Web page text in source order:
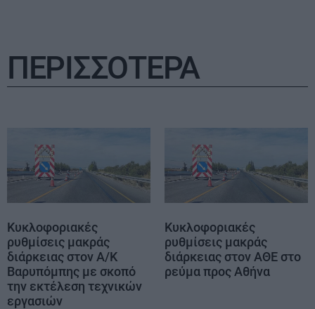
ΠΕΡΙΣΣΟΤΕΡΑ
Κυκλοφοριακές
ρυθμίσεις μακράς
διάρκειας στον Α/Κ
Βαρυπόμπης με σκοπό
την εκτέλεση τεχνικών
εργασιών
Κυκλοφοριακές
ρυθμίσεις μακράς
διάρκειας στον ΑΘΕ στο
ρεύμα προς Αθήνα